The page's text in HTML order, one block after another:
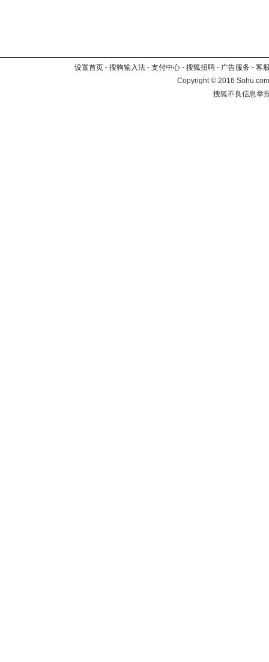
设置首页 - 搜狗输入法 - 支付中心 - 搜狐招聘 - 广告服务 - 客
Copyright©2016
搜狐不良信息举